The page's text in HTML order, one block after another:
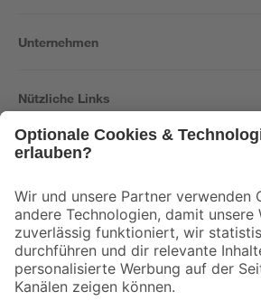
Unternehmen
Nützliche Links
Der toom Newsletter: Keine Angebote und
Zur Newsletter Anmeldung
Folge uns